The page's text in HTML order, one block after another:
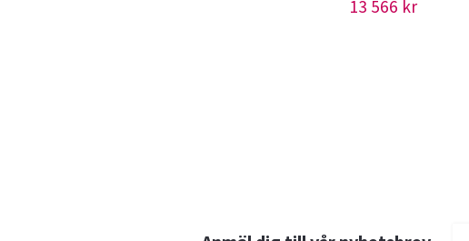
13 566 kr